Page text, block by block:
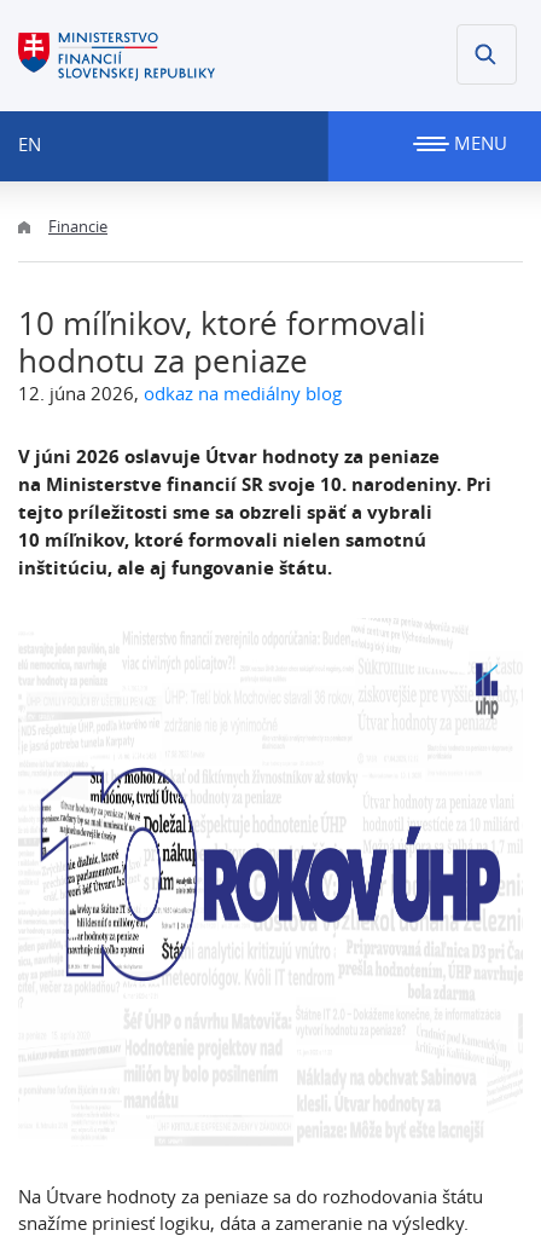
EN MENU
Financie
10 míľnikov, ktoré formovali
hodnotu za peniaze
12. júna 2026, odkaz na mediálny blog
V júni 2026 oslavuje Útvar hodnoty za peniaze
na Ministerstve financií SR svoje 10. narodeniny. Pri
tejto príležitosti sme sa obzreli späť a vybrali
10 míľnikov, ktoré formovali nielen samotnú
inštitúciu, ale aj fungovanie štátu.
Na Útvare hodnoty za peniaze sa do rozhodovania štátu
snažíme priniesť logiku, dáta a zameranie na výsledky.